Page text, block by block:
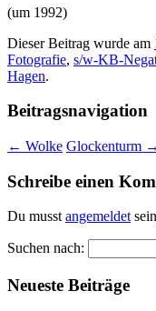
(um 1992)
Dieser Beitrag wurde am
Fotografie, s/w-KB-
Hagen.
Beitragsnavigation
← Wolke Glockenturm →
Schreibe einen
Du musstangemeldet
Suchen nach:
Neueste Beiträge